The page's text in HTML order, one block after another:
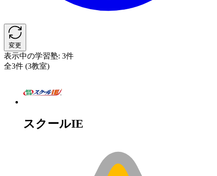
変更
表示中の学習塾: 3件
全3件 (3教室)
スクールIE